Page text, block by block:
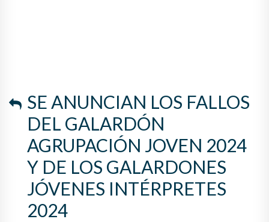
SE ANUNCIAN LOS FALLOS
DEL GALARDÓN
AGRUPACIÓN JOVEN 2024
Y DE LOS GALARDONES
JÓVENES INTÉRPRETES
2024